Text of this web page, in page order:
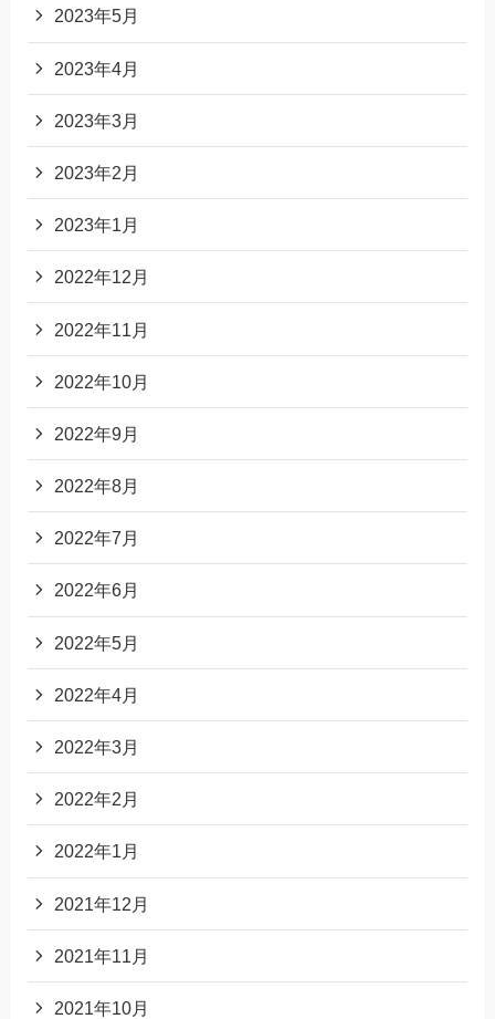
2023年5月
2023年4月
2023年3月
2023年2月
2023年1月
2022年12月
2022年11月
2022年10月
2022年9月
2022年8月
2022年7月
2022年6月
2022年5月
2022年4月
2022年3月
2022年2月
2022年1月
2021年12月
2021年11月
2021年10月